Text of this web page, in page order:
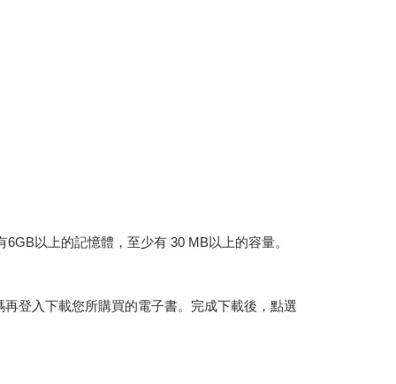
以上的記憶體，至少有 30 MB以上的容量。
登入下載您所購買的電子書。完成下載後，點選